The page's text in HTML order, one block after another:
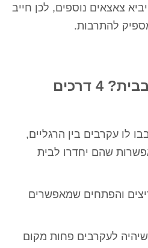
צאצאים נוספים, לכן חייב
להתרבות.
איך למנוע עקרב בבית? 4 דרכים
לו עקרבים בין הרגליים,
שהם יחדרו לבית
והפתחים שמאפשרים
לעקרבים פחות מקום